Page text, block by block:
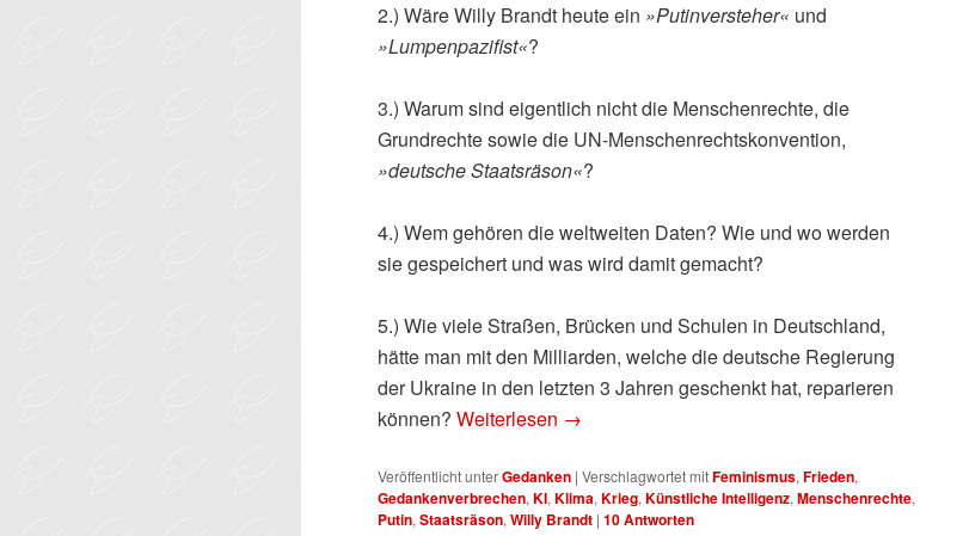
2.) Wäre Willy Brandt heute ein »Putinversteher« und
»Lumpenpazifist«?
3.) Warum sind eigentlich nicht die Menschenrechte, die
Grundrechte sowie die UN-Menschenrechtskonvention,
»deutsche Staatsräson«?
4.) Wem gehören die weltweiten Daten? Wie und wo werden
sie gespeichert und was wird damit gemacht?
5.) Wie viele Straßen, Brücken und Schulen in Deutschland,
hätte man mit den Milliarden, welche die deutsche Regierung
der Ukraine in den letzten 3 Jahren geschenkt hat, reparieren
können? Weiterlesen →
Veröffentlicht unterGedanken | Verschlagwortet mitFeminismus, Frieden,
Gedankenverbrechen, KI, Klima, Krieg, Künstliche Intelligenz, Menschenrechte,
Putin, Staatsräson, Willy Brandt | 10Antworten